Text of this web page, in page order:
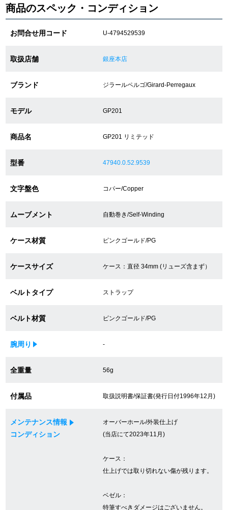
よくある質問
ショップサービス
保証・アフターサービス
ラッピングサービス
買取・下取りをご希望の方
買取・下取りはこちら
買取専門サロン
買取ご成約者様限定5万円クーポン
75%以上保証！中古商品高価買戻し
修理・メンテンナンスについて
商品のスペック・コンディション
お問合せ用コード U-4794529539
取扱店舗 銀座本店
ブランド ジラールペルゴ/Girard-Perregaux
モデル GP201
商品名 GP201 リミテッド
型番 47940.0.52.9539
文字盤色 コパー/Copper
ムーブメント 自動巻き/Self-Winding
ケース材質 ピンクゴールド/PG
ケースサイズ ケース：直径 34mm (リューズ含まず）
ベルトタイプ ストラップ
ベルト材質 ピンクゴールド/PG
腕周り -
全重量 56g
付属品 取扱説明書/保証書(発行日付1996年12月)
メンテナンス情報
コンディション
オーバーホール/外装仕上げ
(当店にて2023年11月)
ケース：
仕上げでは取り切れない傷が残ります。
ベゼル：
特筆すべきダメージはございません。